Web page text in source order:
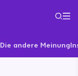
Die andere Meinung